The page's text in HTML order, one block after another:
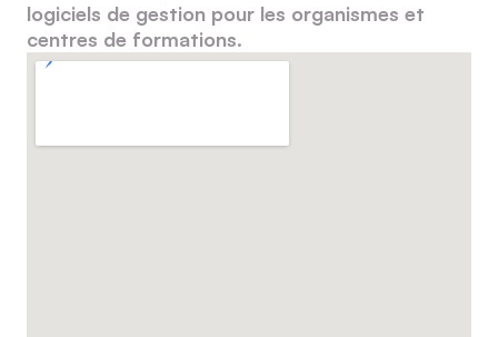
logiciels de gestion pour les organismes et
centres de formations.